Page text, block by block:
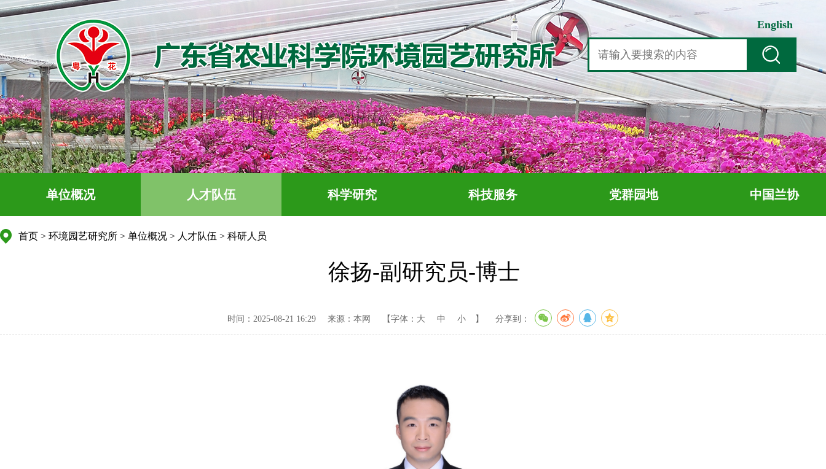
English
单位概况 人才队伍 科学研究 科技服务 党群园地 中国兰协
首页 > 环境园艺研究所 > 单位概况 > 人才队伍 > 科研人员
徐扬-副研究员-博士
时间：2025-08-21 16:29 来源：本网 【字体： 大 中 小 】 分享到：